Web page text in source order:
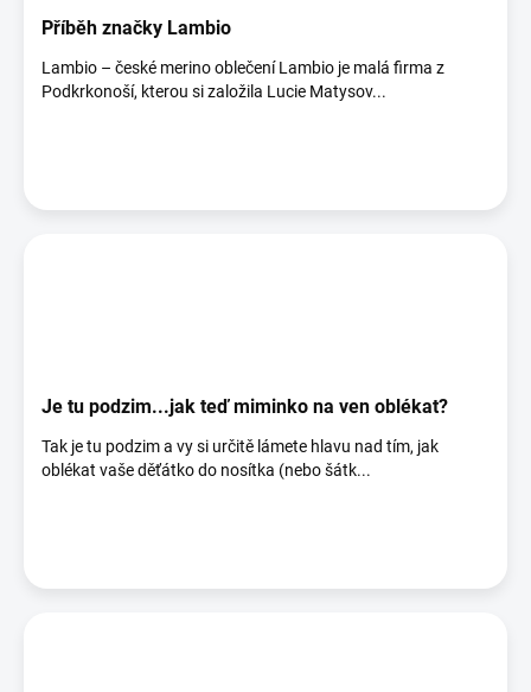
Příběh značky Lambio
Lambio – české merino oblečení Lambio je malá firma z
Podkrkonoší, kterou si založila Lucie Matysov...
Je tu podzim...jak teď miminko na ven oblékat?
Tak je tu podzim a vy si určitě lámete hlavu nad tím, jak
oblékat vaše děťátko do nosítka (nebo šátk...